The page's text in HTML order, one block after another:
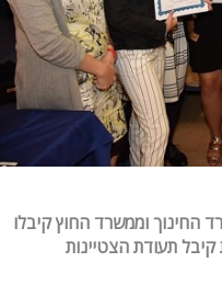
החינוך וממשרד החוץ קיבלו
קיבל תעודת הצטיינות